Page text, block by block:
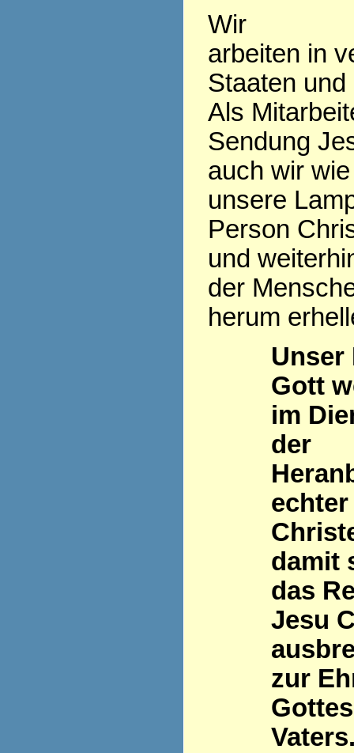
Wir
arbeiten in
Staaten
Als
Sendung
auch wir
unsere
Person
und
der
herum
Unser
Gott
im
der
echter
damit
das
Jesu
zur